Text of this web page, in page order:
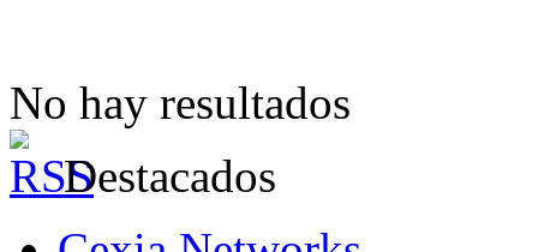
No hay resultados
Destacados